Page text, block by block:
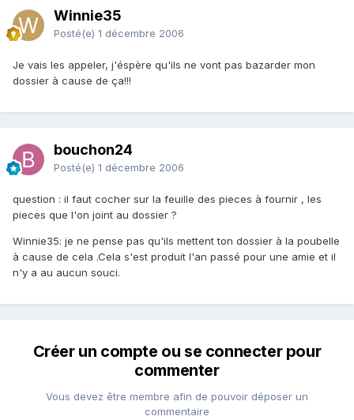
Winnie35
Posté(e) 1 décembre 2006
Je vais les appeler, j'éspère qu'ils ne vont pas bazarder mon
dossier à cause de ça!!!
bouchon24
Posté(e) 1 décembre 2006
question : il faut cocher sur la feuille des pieces à fournir , les
pieces que l'on joint au dossier ?
Winnie35: je ne pense pas qu'ils mettent ton dossier à la poubelle
à cause de cela .Cela s'est produit l'an passé pour une amie et il
n'y a au aucun souci.
Créer un compte ou se connecter pour
commenter
Vous devez être membre afin de pouvoir déposer un
commentaire